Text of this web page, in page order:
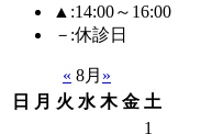
▲ :14:00～16:00
－ :休診日
« 8月 »
日
月 火 水 木 金 土
1